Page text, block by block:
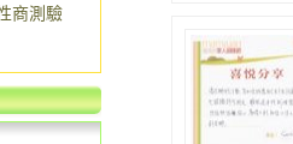
商測驗